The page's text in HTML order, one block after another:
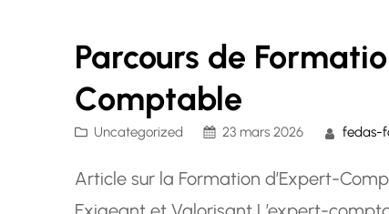
Parcours de
Comptable
Uncategorized 23 mars 2026 fedas-
Article sur la Formation d’Expert-